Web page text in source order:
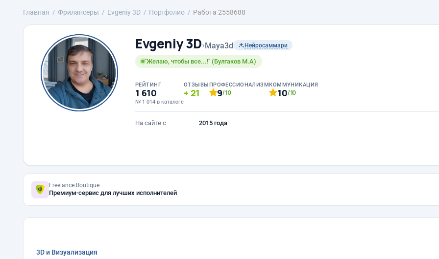
Главная Фрилансеры Evgeniy 3D Портфолио Работа 2558688
Evgeniy 3D›Maya3d Нейросаммари
"Желаю, чтобы все...!" (Булгаков М.А)
РЕЙТИНГ
1 610
№ 1 014 в каталоге
ОТЗЫВЫ
21
ПРОФЕССИОНАЛИЗМ
9/10
КОММУНИКАЦИЯ
10/10
На сайте с 2015 года
Freelance.Boutique
Премиум-сервис для лучших исполнителей
3D и Визуализация